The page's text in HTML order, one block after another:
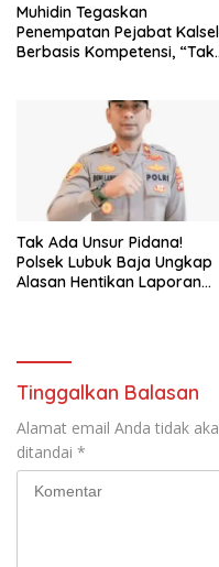
Muhidin Tegaskan
Penempatan Pejabat Kalsel
Berbasis Kompetensi, “Tak
Tak Ada Unsur Pidana!
Polsek Lubuk Baja Ungkap
Alasan Hentikan Laporan
Tinggalkan Balasan
Alamat email Anda tidak
ditandai *